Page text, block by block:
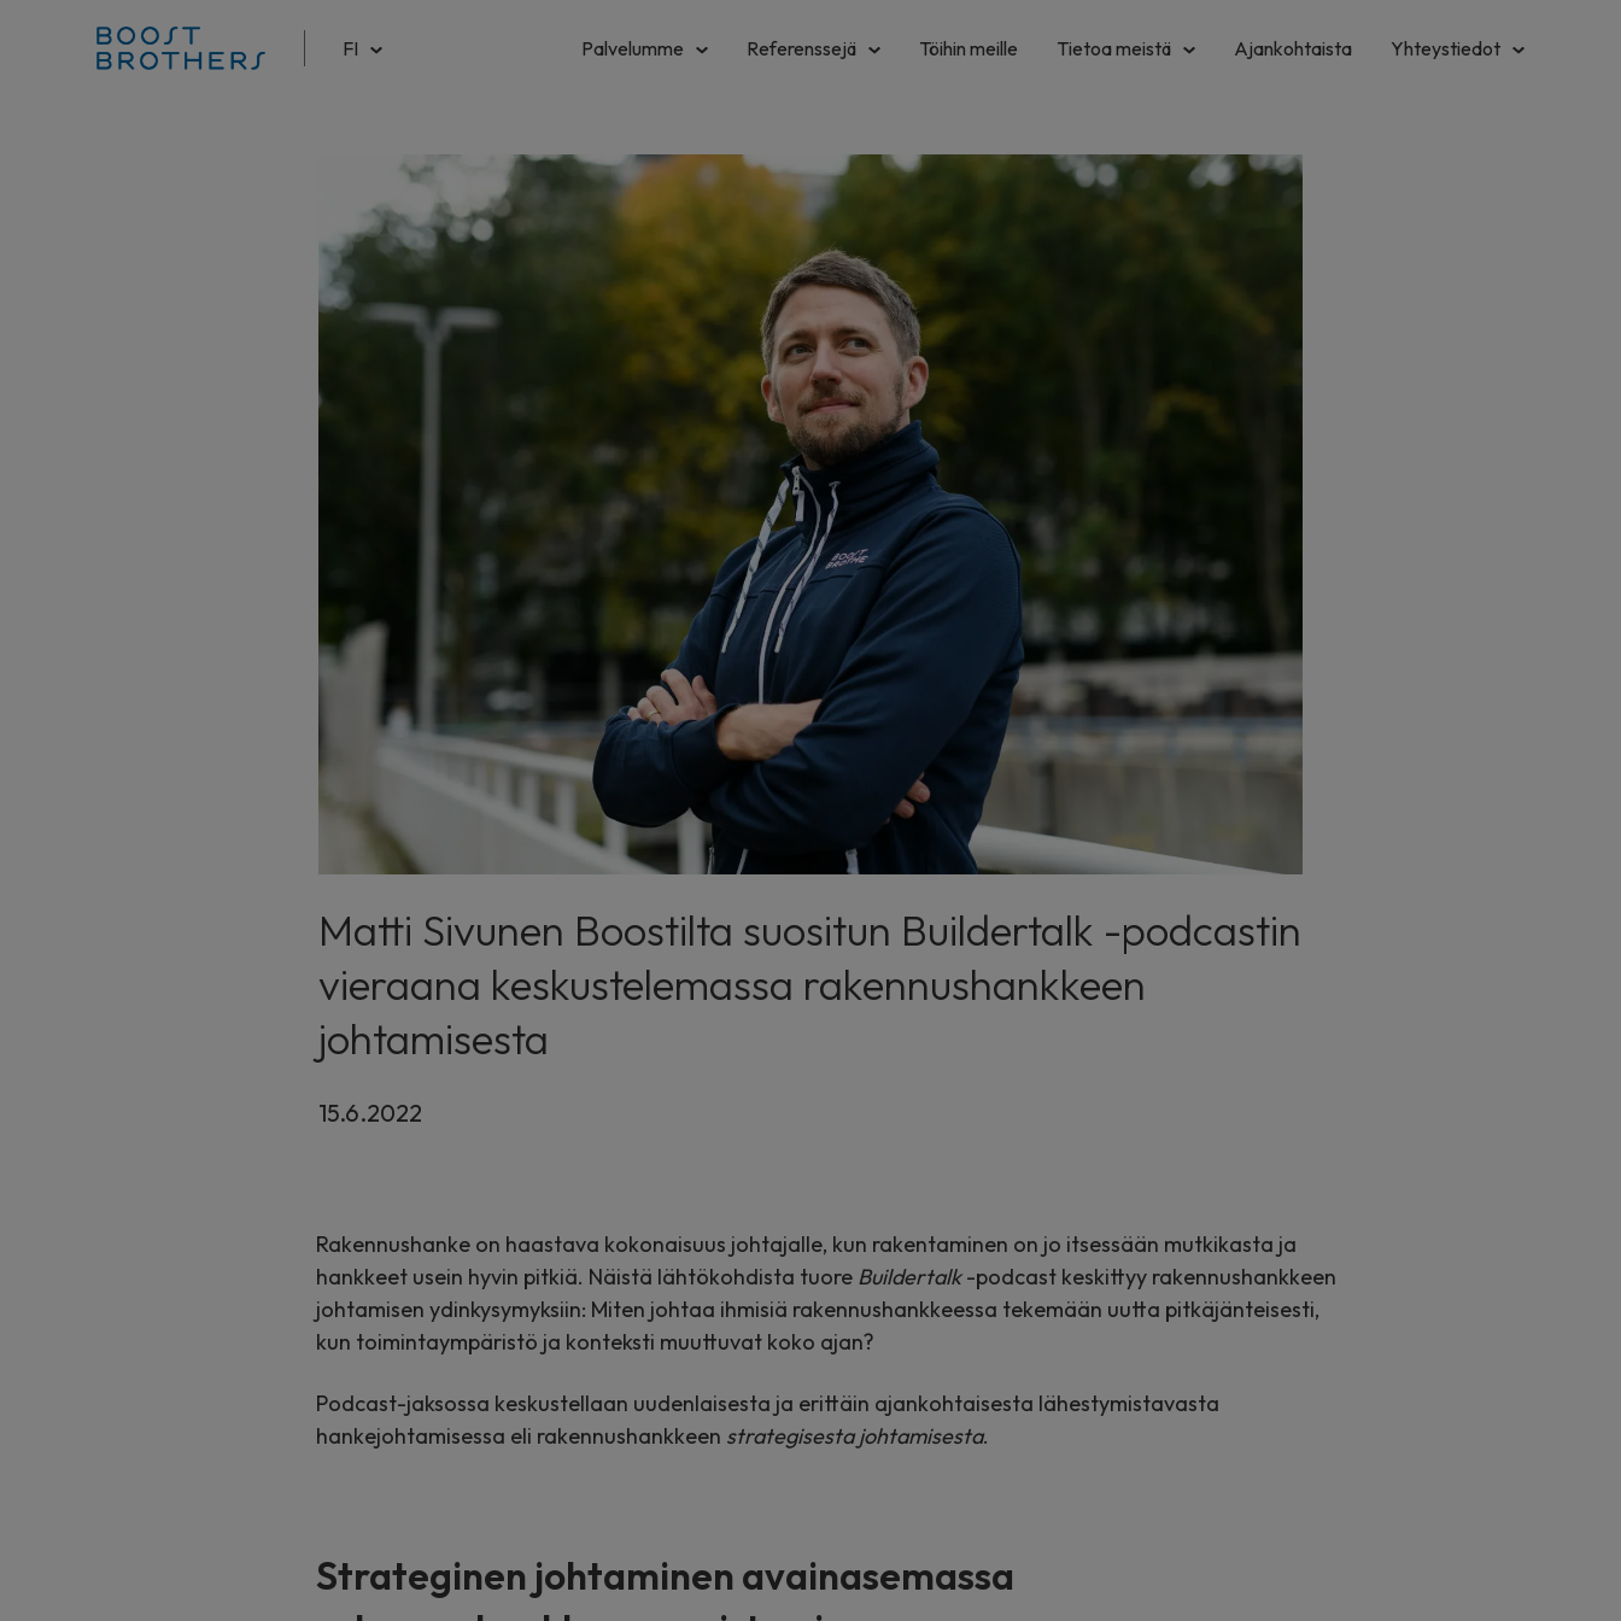
FI Palvelumme Referenssejä Töihin meille Tietoa meistä Ajankohtaista Yhteystiedot
Matti Sivunen Boostilta suositun Buildertalk -podcastin
vieraana keskustelemassa rakennushankkeen
johtamisesta
15.6.2022
Rakennushanke on haastava kokonaisuus johtajalle, kun rakentaminen on jo itsessään mutkikasta ja
hankkeet usein hyvin pitkiä. Näistä lähtökohdista tuore Buildertalk-podcast keskittyy rakennushankkeen
johtamisen ydinkysymyksiin: Miten johtaa ihmisiä rakennushankkeessa tekemään uutta pitkäjänteisesti,
kun toimintaympäristö ja konteksti muuttuvat koko ajan?
Podcast-jaksossa keskustellaan uudenlaisesta ja erittäin ajankohtaisesta lähestymistavasta
hankejohtamisessa eli rakennushankkeen strategisesta johtamisesta.
Strateginen johtaminen avainasemassa